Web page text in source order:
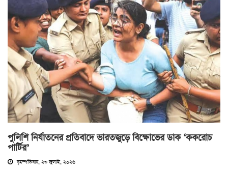
পুলিশি নির্যাতনের প্রতিবাদে ভারতজুড়ে বিক্ষোভের ডাক ‘ককরোচ
পার্টির’
বৃহস্পতিবার, ২৩ জুলাই, ২০২৬